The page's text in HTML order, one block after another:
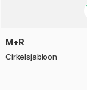
M+R
Cirkelsjabloon